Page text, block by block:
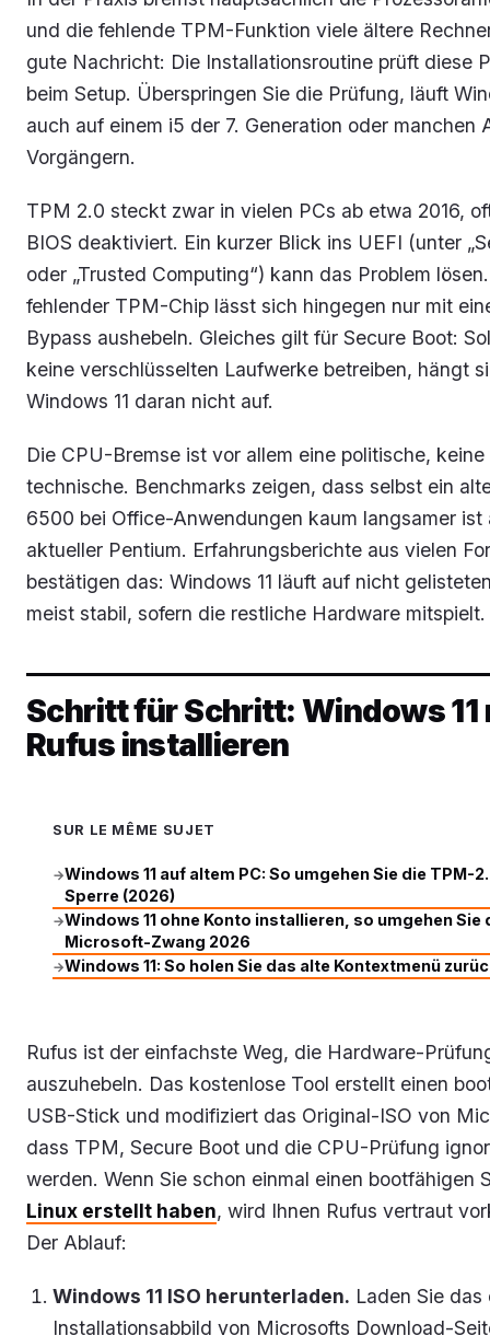
und die fehlende TPM-Funktion viele ältere
gute Nachricht: Die Installationsroutine prüft diese
beim Setup. Überspringen Sie die Prüfung, läuft
auch auf einem i5 der 7. Generation oder manchen
Vorgängern.
TPM 2.0 steckt zwar in vielen PCs ab etwa 2016,
BIOS deaktiviert. Ein kurzer Blick ins UEFI (unter
oder „Trusted Computing“) kann das Problem
fehlender TPM-Chip lässt sich hingegen nur mit
Bypass aushebeln. Gleiches gilt für Secure Boot:
keine verschlüsselten Laufwerke betreiben, hängt
Windows 11 daran nicht auf.
Die CPU-Bremse ist vor allem eine politische, keine
technische. Benchmarks zeigen, dass selbst ein
6500 bei Office-Anwendungen kaum langsamer ist
aktueller Pentium. Erfahrungsberichte aus vielen
bestätigen das: Windows 11 läuft auf nicht
meist stabil, sofern die restliche Hardware mitspielt.
Schritt für Schritt: Windows 11
Rufus installieren
SUR LE MÊME SUJET
→Windows 11 auf altem PC: So umgehen Sie die TPM-
Sperre (2026)
→Windows 11 ohne Konto installieren, so umgehen Sie
Microsoft-Zwang 2026
→Windows 11: So holen Sie das alte Kontextmenü
Rufus ist der einfachste Weg, die Hardware-
auszuhebeln. Das kostenlose Tool erstellt einen
USB-Stick und modifiziert das Original-ISO von
dass TPM, Secure Boot und die CPU-Prüfung
werden. Wenn Sie schon einmal einen bootfähigen
Linux erstellt haben, wird Ihnen Rufus vertraut
Der Ablauf:
Windows 11 ISO herunterladen. Laden Sie das
Installationsabbild von Microsofts Download-